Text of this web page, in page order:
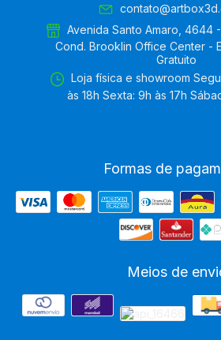
Avenida Santo Amaro, 4644
Cond. Brooklin Office Center -
Gratuito
Loja física e showroom
às 18h Sexta: 9h às 17h
Formas de
Meios de